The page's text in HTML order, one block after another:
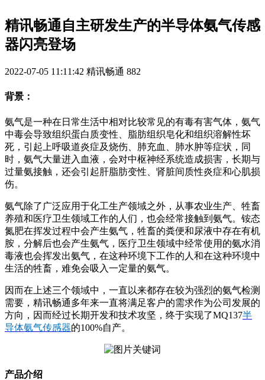
精讯畅通自主研发生产的半导体氨气传感
器闪亮登场
2022-07-05 11:11:42 精讯畅通 882
背景：
氨气是一种在日常生活中相对比较常见的有毒有害气体，氨气
中毒会导致组织蛋白质变性、脂肪组织皂化和组织溶解性坏
死，引起上呼吸道炎症及烧伤、肺充血、肺水肿等症状，同
时，氨气大量进入血液，会对中枢神经系统造成损害，长期与
过量氨接触，还会引起肝脂肪变性、肾脏间质性炎症和心肌损
伤。
氨气除了广泛应用于化工生产领域之外，从事农业生产、牲畜
养殖和医疗卫生领域工作的人们，也会经常接触到氨气。铵态
氮肥在挥发过程中会产生氨气，牲畜的粪便和尿液中存在有机
胺，分解后也会产生氨气，医疗卫生领域中经常使用的氨水消
毒液也会挥发出氨气，在这种环境下工作的人和在这种环境中
生活的牲畜，难免会吸入一定量的氨气。
因而在上述三个领域中，一直以来都存在较为强烈的氨气检测
需要，精讯畅通多年来一直将满足客户的需求作为公司发展的
方向，因而经过长期开发和技术攻坚，终于实现了MQ137半
导体氨气传感器的100%自产。
产品介绍